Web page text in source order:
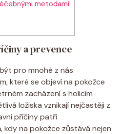
metodami
a prevence
pro mnohé z nás
které se objeví na pokožce
zacházení s holicím
ložiska vznikají nejčastěji z
příčiny patří
, kdy na pokožce zůstává nejen